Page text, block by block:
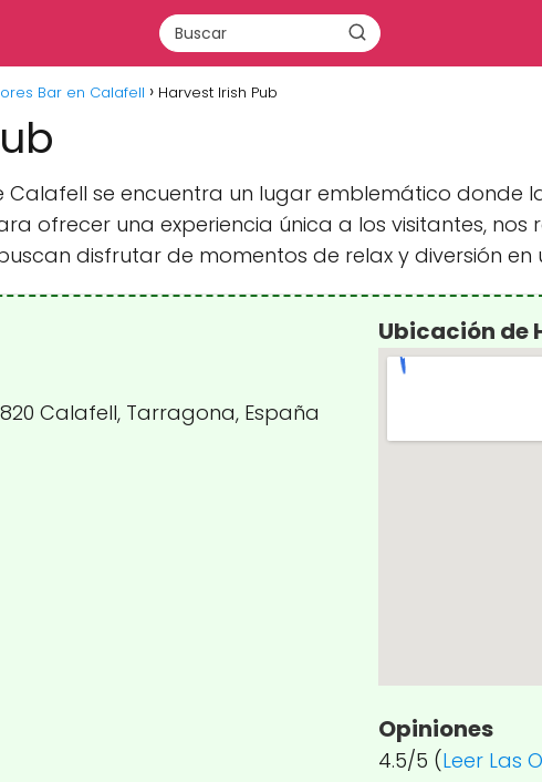
Bar en Calafell Harvest Irish Pub
Calafell se encuentra un lugar emblemático donde
ofrecer una experiencia única a los visitantes, nos
disfrutar de momentos de relax y diversión
Calafell, Tarragona, España
Ubicación de
Opiniones
4.5/5 (Leer Las